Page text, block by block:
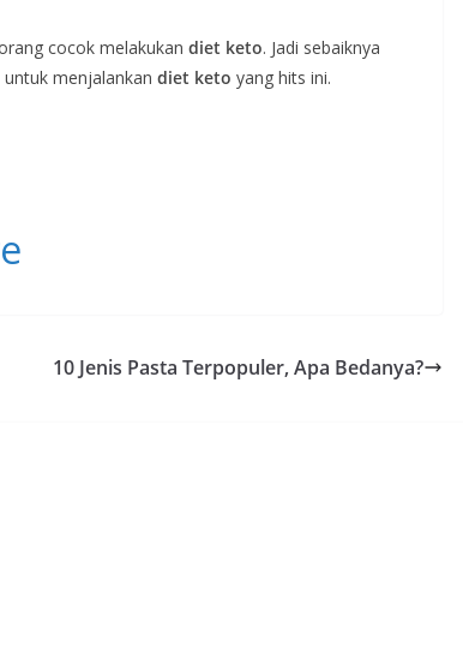
cocok melakukan diet keto. Jadi sebaiknya
menjalankan diet keto yang hits ini.
10 Jenis Pasta Terpopuler, Apa Bedanya?